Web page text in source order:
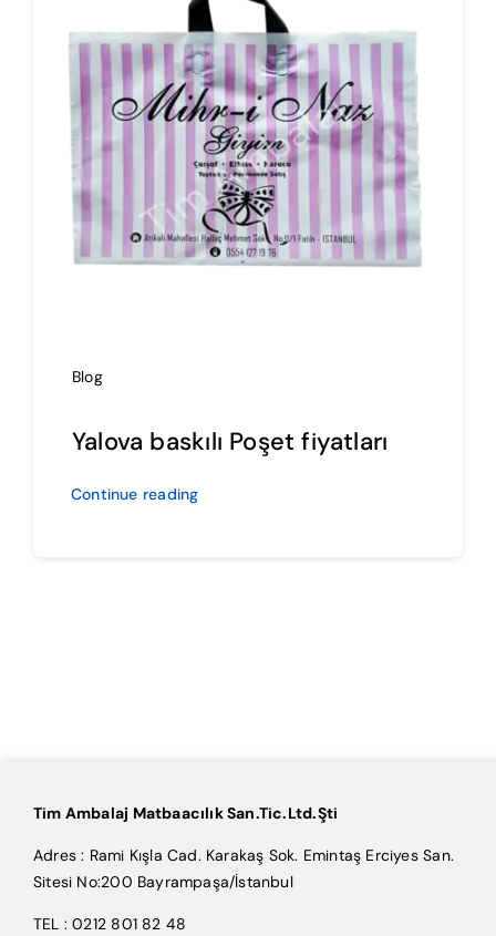
İmalat
İletişim
Blog
Yalova baskılı Poşet fiyatları
Continue reading
Tim Ambalaj Matbaacılık San.Tic.Ltd.Şti
Adres : Rami Kışla Cad. Karakaş Sok. Emintaş Erciyes San.
Sitesi No:200 Bayrampaşa/İstanbul
TEL : 0212 801 82 48